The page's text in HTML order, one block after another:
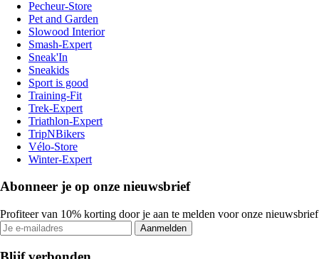
Pecheur-Store
Pet and Garden
Slowood Interior
Smash-Expert
Sneak'In
Sneakids
Sport is good
Training-Fit
Trek-Expert
Triathlon-Expert
TripNBikers
Vélo-Store
Winter-Expert
Abonneer je op onze nieuwsbrief
Profiteer van 10% korting door je aan te melden voor onze nieuwsbrief
Aanmelden